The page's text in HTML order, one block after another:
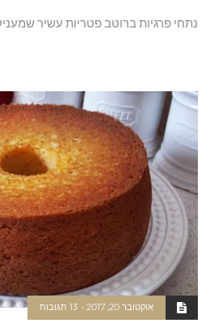
נתחי פרגיות ברוטב פטריות עשיר
אוקטובר 20, 2017 13 תגובות